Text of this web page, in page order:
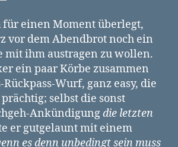
für einen Moment überlegt,
vor dem Abendbrot noch ein
ihm austragen zu wollen.
ein paar Körbe zusammen
Wurf, ganz easy, die
selbst die sonst
Ankündigungdie letzten
er gutgelaunt mit einem
es denn unbedingt sein muss